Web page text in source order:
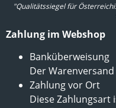
"Qualitätssiegel für
Zahlung im Webshop
Banküberweisung
Der
Zahlung vor Ort
Diese Zahlungsart